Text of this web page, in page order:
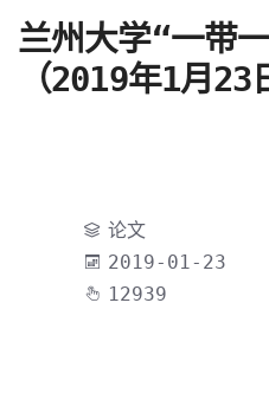
兰州大学“一带
（2019年1月23
论文
2019-01-23
12939